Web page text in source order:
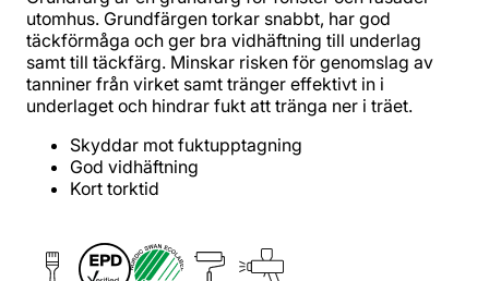
utomhus. Grundfärgen torkar snabbt, har god
täckförmåga och ger bra vidhäftning till underlag
samt till täckfärg. Minskar risken för genomslag av
tanniner från virket samt tränger effektivt in i
underlaget och hindrar fukt att tränga ner i träet.
Skyddar mot fuktupptagning
God vidhäftning
Kort torktid